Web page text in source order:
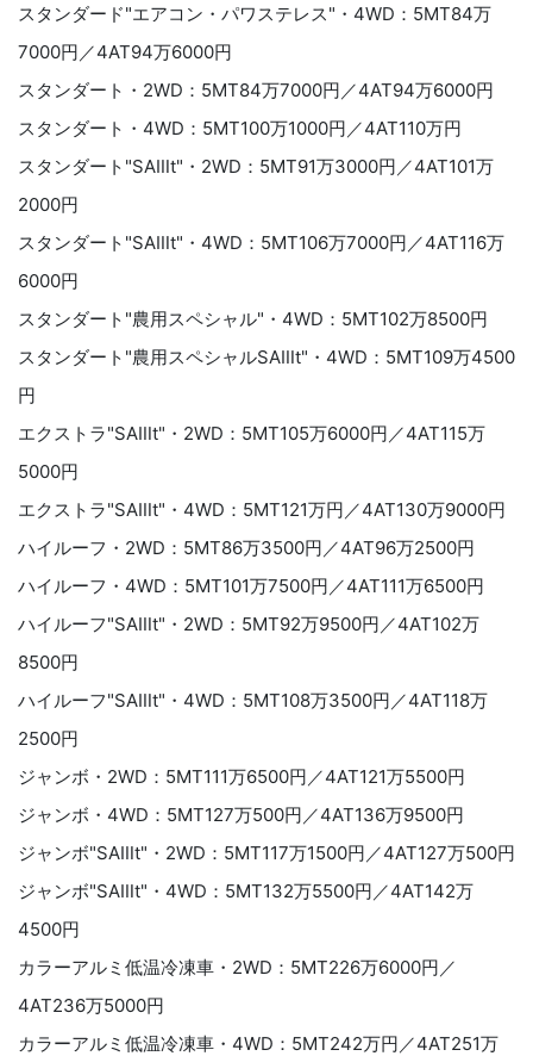
スタンダード"エアコン・パワステレス"・4WD：5MT84万
7000円／4AT94万6000円
スタンダート・2WD：5MT84万7000円／4AT94万6000円
スタンダート・4WD：5MT100万1000円／4AT110万円
スタンダート"SAⅢt"・2WD：5MT91万3000円／4AT101万
2000円
スタンダート"SAⅢt"・4WD：5MT106万7000円／4AT116万
6000円
スタンダート"農用スペシャル"・4WD：5MT102万8500円
スタンダート"農用スペシャルSAⅢt"・4WD：5MT109万4500
円
エクストラ"SAⅢt"・2WD：5MT105万6000円／4AT115万
5000円
エクストラ"SAⅢt"・4WD：5MT121万円／4AT130万9000円
ハイルーフ・2WD：5MT86万3500円／4AT96万2500円
ハイルーフ・4WD：5MT101万7500円／4AT111万6500円
ハイルーフ"SAⅢt"・2WD：5MT92万9500円／4AT102万
8500円
ハイルーフ"SAⅢt"・4WD：5MT108万3500円／4AT118万
2500円
ジャンボ・2WD：5MT111万6500円／4AT121万5500円
ジャンボ・4WD：5MT127万500円／4AT136万9500円
ジャンボ"SAⅢt"・2WD：5MT117万1500円／4AT127万500円
ジャンボ"SAⅢt"・4WD：5MT132万5500円／4AT142万
4500円
カラーアルミ低温冷凍車・2WD：5MT226万6000円／
4AT236万5000円
カラーアルミ低温冷凍車・4WD：5MT242万円／4AT251万